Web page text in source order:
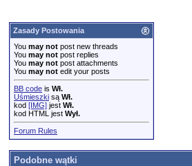
Zasady Postowania
You may not post new threads
You may not post replies
You may not post attachments
You may not edit your posts
BB code is Wł.
Uśmieszki są Wł.
kod [IMG] jest Wł.
kod HTML jest Wył.
Forum Rules
Podobne wątki